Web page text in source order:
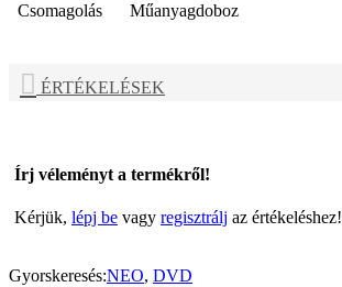
Csomagolás
Műanyagdoboz
ÉRTÉKELÉSEK
Írj véleményt a termékről!
Kérjük, lépj be vagy regisztrálj az értékeléshez!
Gyorskeresés:NEO, DVD